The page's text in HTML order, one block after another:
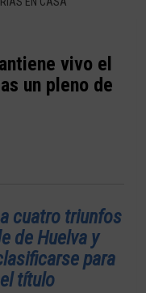
vivo el
un pleno de
cuatro triunfos
de Huelva y
para
título